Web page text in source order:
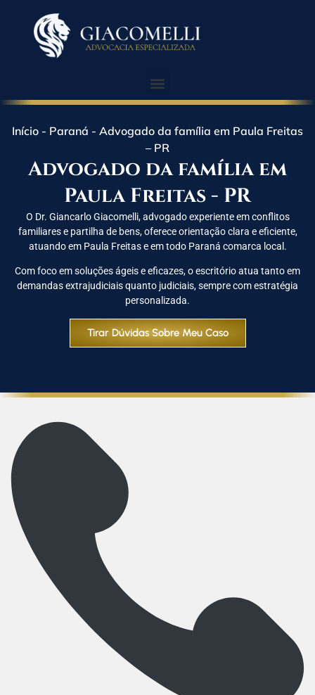
Início - Paraná - Advogado da família em Paula Freitas
– PR
Advogado da família em
Paula Freitas - PR
O Dr. Giancarlo Giacomelli, advogado experiente em conflitos
familiares e partilha de bens, oferece orientação clara e eficiente,
atuando em Paula Freitas e em todo Paraná comarca local.
Com foco em soluções ágeis e eficazes, o escritório atua tanto em
demandas extrajudiciais quanto judiciais, sempre com estratégia
personalizada.
Tirar Dúvidas Sobre Meu Caso